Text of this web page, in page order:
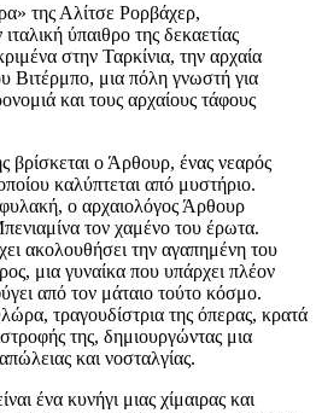
της Αλίτσε Ρορβάχερ,
ύπαιθρο της δεκαετίας
στην Ταρκίνια, την αρχαία
Βιτέρμπο, μια πόλη γνωστή για
και τους αρχαίους τάφους
βρίσκεται ο Άρθουρ, ένας νεαρός
καλύπτεται από μυστήριο.
ο αρχαιολόγος Άρθουρ
τον χαμένο του έρωτα.
ακολουθήσει την αγαπημένη του
μια γυναίκα που υπάρχει πλέον
από τον μάταιο τούτο κόσμο.
τραγουδίστρια της όπερας, κρατά
της, δημιουργώντας μια
και νοσταλγίας.
ένα κυνήγι μιας χίμαιρας και